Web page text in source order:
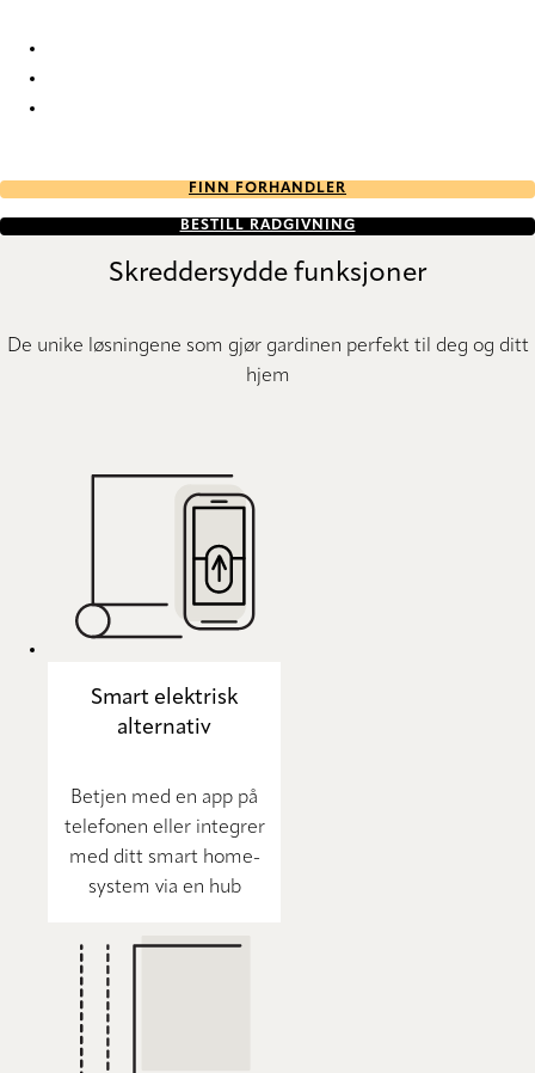
FINN FORHANDLER
BESTILL RÅDGIVNING
Skreddersydde funksjoner
De unike løsningene som gjør gardinen perfekt til deg og ditt
hjem
Smart elektrisk
alternativ
Betjen med en app på
telefonen eller integrer
med ditt smart home-
system via en hub